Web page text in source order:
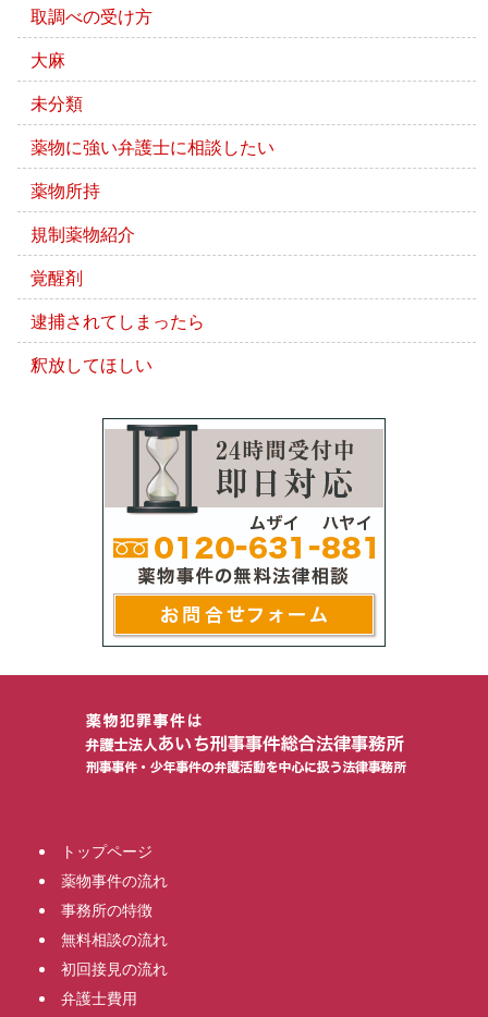
取調べの受け方
大麻
未分類
薬物に強い弁護士に相談したい
薬物所持
規制薬物紹介
覚醒剤
逮捕されてしまったら
釈放してほしい
トップページ
薬物事件の流れ
事務所の特徴
無料相談の流れ
初回接見の流れ
弁護士費用